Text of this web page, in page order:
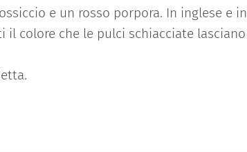
e un rosso porpora. In inglese e in
il colore che le pulci schiacciate